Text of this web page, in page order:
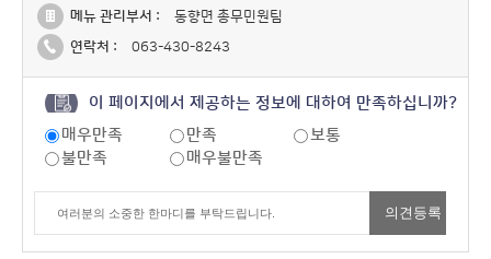
메뉴 관리부서 :
동향면 총무민원팀
연락처 :
063-430-8243
이 페이지에서 제공하는 정보에 대하여 만족하십니까?
매우만족
만족
보통
불만족
매우불만족